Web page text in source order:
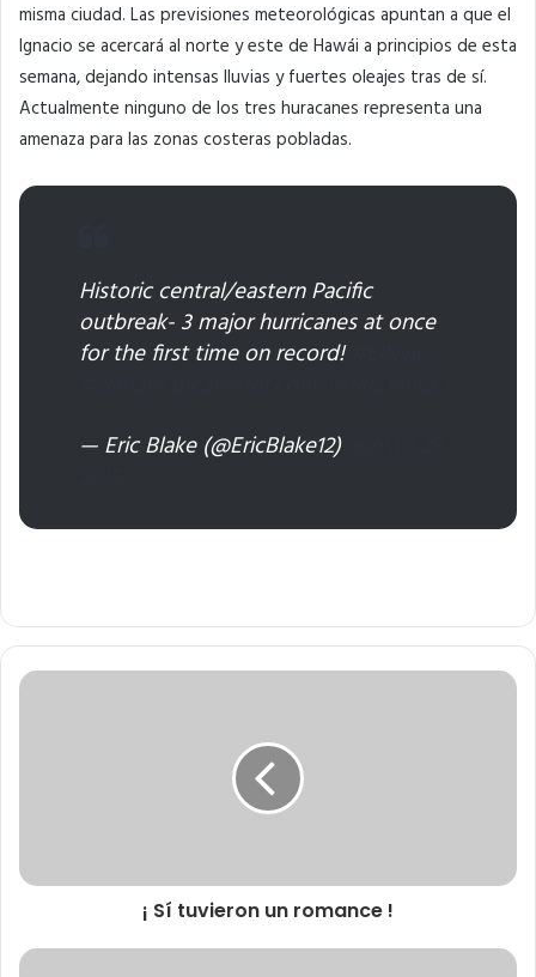
misma ciudad. Las previsiones meteorológicas apuntan a que el
Ignacio se acercará al norte y este de Hawái a principios de esta
semana, dejando intensas lluvias y fuertes oleajes tras de sí.
Actualmente ninguno de los tres huracanes representa una
amenaza para las zonas costeras pobladas.
Historic central/eastern Pacific
outbreak- 3 major hurricanes at once
for the first time on record!
— Eric Blake (@EricBlake12)
¡ Sí tuvieron un romance !